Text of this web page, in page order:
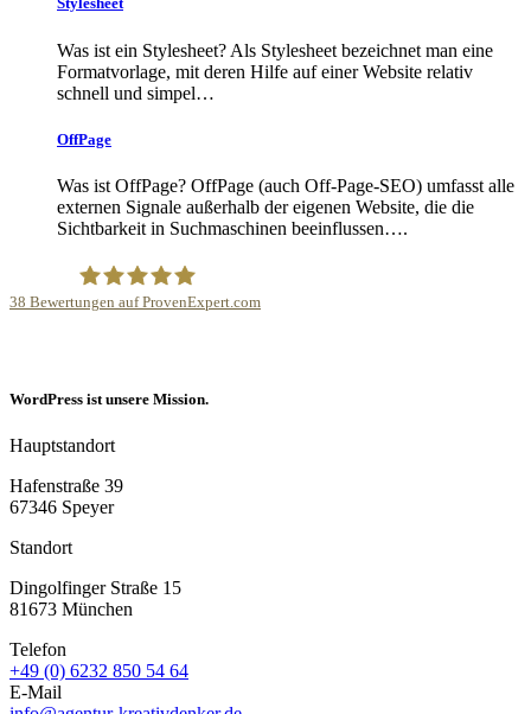
Was ist ein Stylesheet? Als Stylesheet bezeichnet man eine
Formatvorlage, mit deren Hilfe auf einer Website relativ
schnell und simpel…
OffPage
Was ist OffPage? OffPage (auch Off-Page-SEO) umfasst alle
externen Signale außerhalb der eigenen Website, die die
Sichtbarkeit in Suchmaschinen beeinflussen….
38 Bewertungen auf ProvenExpert.com
WordPress ist unsere Mission.
Hauptstandort
Hafenstraße 39
67346 Speyer
Standort
Dingolfinger Straße 15
81673 München
Telefon
+49 (0) 6232 850 54 64
E-Mail